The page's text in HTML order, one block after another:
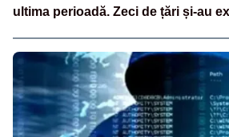
ultima perioadă. Zeci de țări și-au